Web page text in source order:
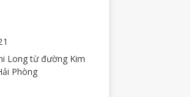
Long từ đường Kim
Phòng